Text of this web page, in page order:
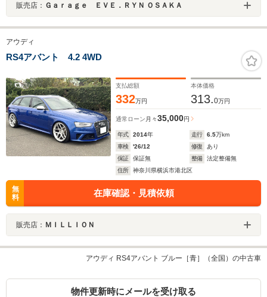
販売店： Ｇａｒａｇｅ ＥＶＥ．ＲＹＮ ＯＳＡＫＡ
アウディ
RS4アバント 4.2 4WD
支払総額
332万円
本体価格
313.0万円
通常ローン 月々35,000円
年式 2014年 走行 6.5万km
車検
'26/12 修復
あり
保証
保証無 整備
法定整備無
住所
神奈川県横浜市港北区
無
料
在庫確認・見積依頼
販売店： ＭＩＬＬＩＯＮ
アウディ RS4アバント ブルー［青］（全国）の中古車
物件更新時にメールを受け取る